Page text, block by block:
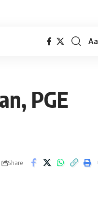
Aa
PGE
Share